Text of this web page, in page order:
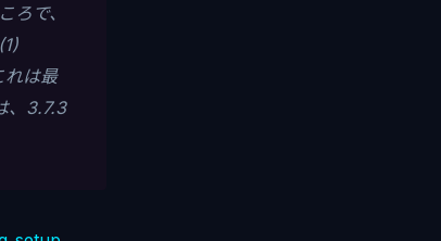
で、
れは最
、3.7.3